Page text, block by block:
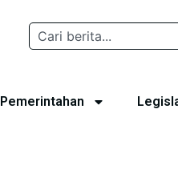
Pemerintahan